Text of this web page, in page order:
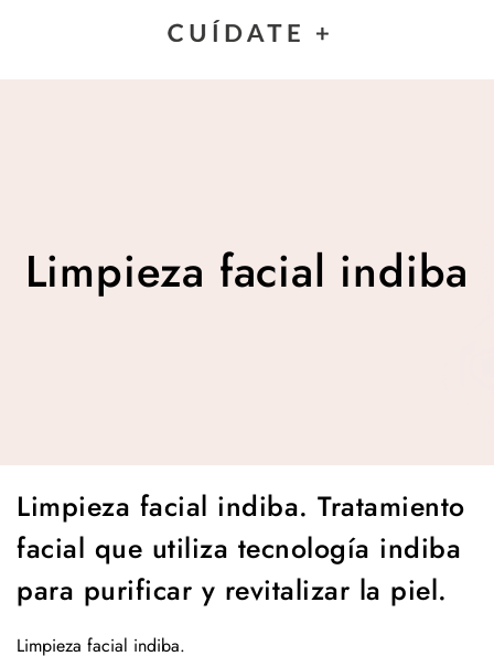
Limpieza facial indiba
Limpieza facial indiba. Tratamiento
facial que utiliza tecnología indiba
para purificar y revitalizar la piel.
Limpieza facial indiba.